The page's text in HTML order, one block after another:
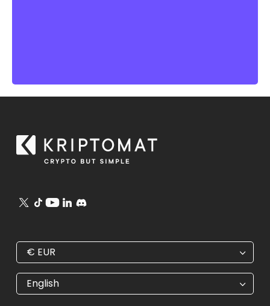
€ EUR
€ EUR
$ USD
₺ TRY
English